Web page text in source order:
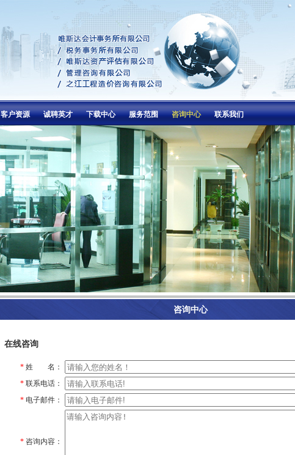
客户资源 诚聘英才 下载中心 服务范围 咨询中心 联系我们
咨询中心
在线咨询
* 姓 名：
* 联系电话：
* 电子邮件：
* 咨询内容：